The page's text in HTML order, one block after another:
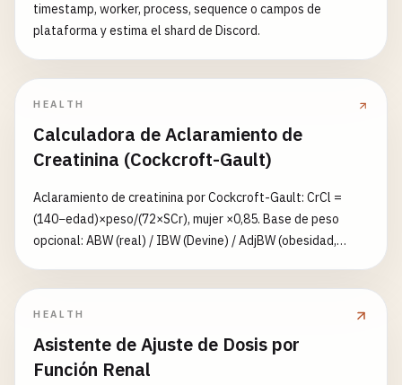
timestamp, worker, process, sequence o campos de
plataforma y estima el shard de Discord.
HEALTH
Calculadora de Aclaramiento de
Creatinina (Cockcroft-Gault)
Aclaramiento de creatinina por Cockcroft-Gault: CrCl =
(140−edad)×peso/(72×SCr), mujer ×0,85. Base de peso
opcional: ABW (real) / IBW (Devine) / AdjBW (obesidad,
HEALTH
Asistente de Ajuste de Dosis por
Función Renal